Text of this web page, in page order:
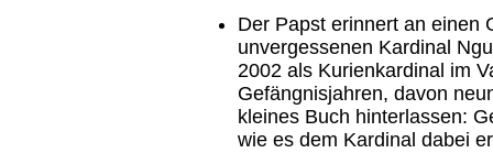
Der Papst erinnert an einen
unvergessenen Kardinal
2002 als Kurienkardinal im
Gefängnisjahren, davon
kleines Buch hinterlassen:
wie es dem Kardinal dabei